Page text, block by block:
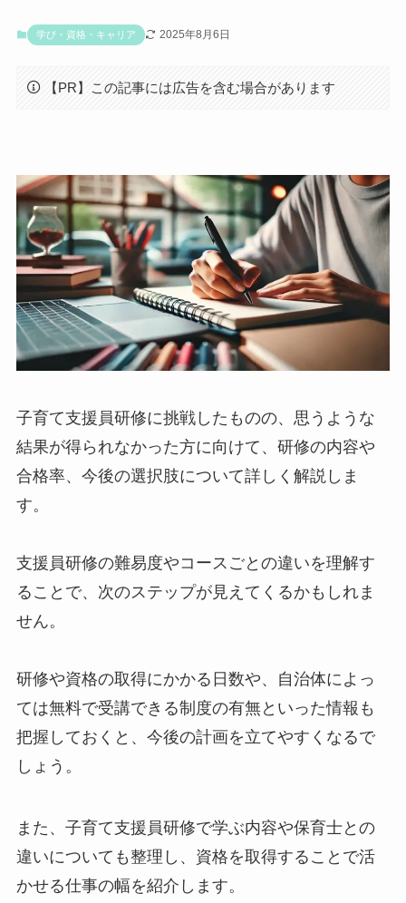
学び・資格・キャリア 2025年8月6日
【PR】この記事には広告を含む場合があります
子育て支援員研修に挑戦したものの、思うような
結果が得られなかった方に向けて、研修の内容や
合格率、今後の選択肢について詳しく解説しま
す。
支援員研修の難易度やコースごとの違いを理解す
ることで、次のステップが見えてくるかもしれま
せん。
研修や資格の取得にかかる日数や、自治体によっ
ては無料で受講できる制度の有無といった情報も
把握しておくと、今後の計画を立てやすくなるで
しょう。
また、子育て支援員研修で学ぶ内容や保育士との
違いについても整理し、資格を取得することで活
かせる仕事の幅を紹介します。